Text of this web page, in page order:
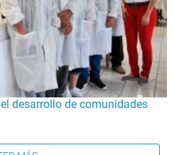
desarrollo de comunidades